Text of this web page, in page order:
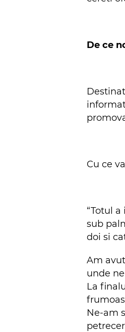
De ce
Cu ce
“Totul
sub
doi si
Am
unde
La
Ne-am